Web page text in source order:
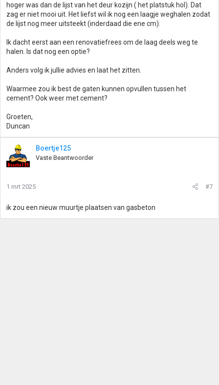
hoger was dan de lijst van het deur kozijn ( het platstuk hol). Dat
zag er niet mooi uit. Het liefst wil ik nog een laagje weghalen zodat
de lijst nog meer uitsteekt (inderdaad die ene cm).
Ik dacht eerst aan een renovatiefrees om de laag deels weg te
halen. Is dat nog een optie?
Anders volg ik jullie advies en laat het zitten.
Waarmee zou ik best de gaten kunnen opvullen tussen het
cement? Ook weer met cement?
Groeten,
Duncan
Boertje125
Vaste Beantwoorder
1 mrt 2025 #7
ik zou een nieuw muurtje plaatsen van gasbeton